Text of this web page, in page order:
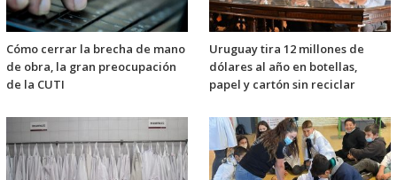
Cómo cerrar la brecha de mano
de obra, la gran preocupación
de la CUTI
Uruguay tira 12 millones de
dólares al año en botellas,
papel y cartón sin reciclar